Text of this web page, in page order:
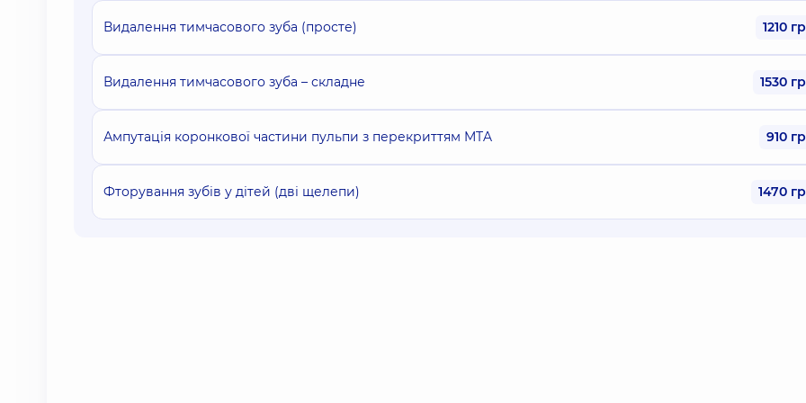
Видалення тимчасового зуба (просте) 1210
Видалення тимчасового зуба – складне 1530
Ампутація коронкової частини пульпи з перекриттям MTA 910
Фторування зубів у дітей (дві щелепи) 1470